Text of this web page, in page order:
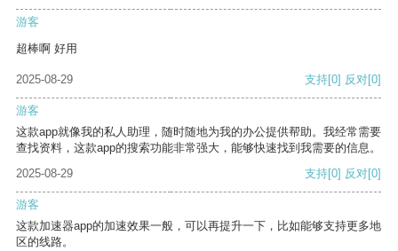
游客
超棒啊 好用
2025-08-29 支持[0] 反对[0]
游客
这款app就像我的私人助理，随时随地为我的办公提供帮助。我经常需要
查找资料，这款app的搜索功能非常强大，能够快速找到我需要的信息。
2025-08-29
支持[0] 反对[0]
游客
这款加速器app的加速效果一般，可以再提升一下，比如能够支持更多地
区的线路。